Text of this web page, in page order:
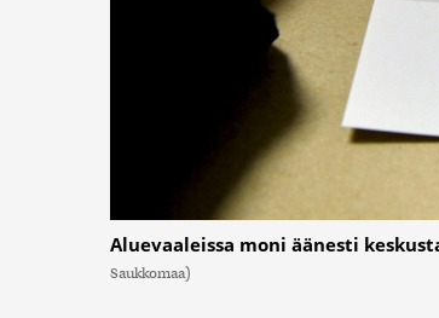
Aluevaaleissa moni äänesti
Saukkomaa)